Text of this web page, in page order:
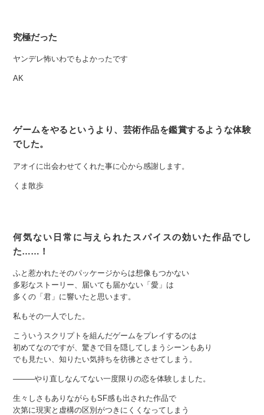
究極だった
ヤンデレ怖いわでもよかったです
AK
ゲームをやるというより、芸術作品を鑑賞するような体験
でした。
アオイに出会わせてくれた事に心から感謝します。
くま散歩
何気ない日常に与えられたスパイスの効いた作品でし
た……！
ふと惹かれたそのパッケージからは想像もつかない
多彩なストーリー、届いても届かない「愛」は
多くの「君」に響いたと思います。
私もその一人でした。
こういうスクリプトを組んだゲームをプレイするのは
初めてなのですが、驚きで目を隠してしまうシーンもあり
でも見たい、知りたい気持ちを彷彿とさせてしまう。
────やり直しなんてない一度限りの恋を体験しました。
生々しさもありながらもSF感も出された作品で
次第に現実と虚構の区別がつきにくくなってしまう